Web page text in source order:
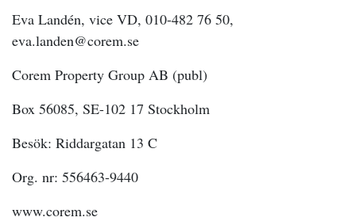
Eva Landén, vice VD, 010-482 76 50,
eva.landen@corem.se
Corem Property Group AB (publ)
Box 56085, SE-102 17 Stockholm
Besök: Riddargatan 13 C
Org. nr: 556463-9440
www.corem.se